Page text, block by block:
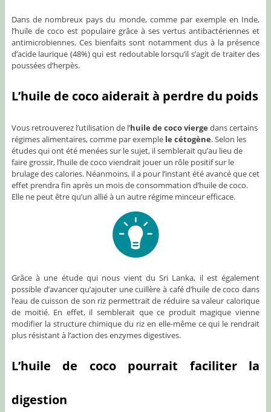
Dans de nombreux pays du monde, comme par exemple en Inde,
l’huile de coco est populaire grâce à ses vertus antibactériennes et
antimicrobiennes. Ces bienfaits sont notamment dus à la présence
d’acide laurique (48%) qui est redoutable lorsqu’il s’agit de traiter des
poussées d’herpès.
L’huile de coco aiderait à perdre du poids
Vous retrouverez l’utilisation de l’huile de coco vierge dans certains
régimes alimentaires, comme par exemple le cétogène. Selon les
études qui ont été menées sur le sujet, il semblerait qu’au lieu de
faire grossir, l’huile de coco viendrait jouer un rôle positif sur le
brulage des calories. Néanmoins, il a pour l’instant été avancé que cet
effet prendra fin après un mois de consommation d’huile de coco.
Elle ne peut être qu’un allié à un autre régime minceur efficace.
Grâce à une étude qui nous vient du Sri Lanka, il est également
possible d’avancer qu’ajouter une cuillère à café d’huile de coco dans
l’eau de cuisson de son riz permettrait de réduire sa valeur calorique
de moitié. En effet, il semblerait que ce produit magique vienne
modifier la structure chimique du riz en elle-même ce qui le rendrait
plus résistant à l’action des enzymes digestives.
L’huile de coco pourrait faciliter la
digestion